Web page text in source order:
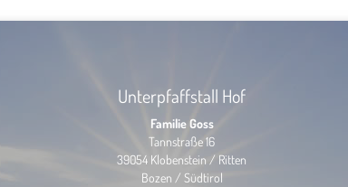
Unterpfaffstall Hof
Familie Goss
Tannstraße 16
39054 Klobenstein / Ritten
Bozen / Südtirol